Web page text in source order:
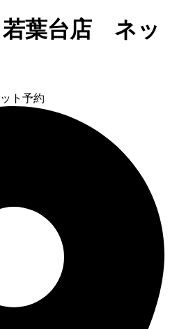
若葉台店 ネッ
ト予約